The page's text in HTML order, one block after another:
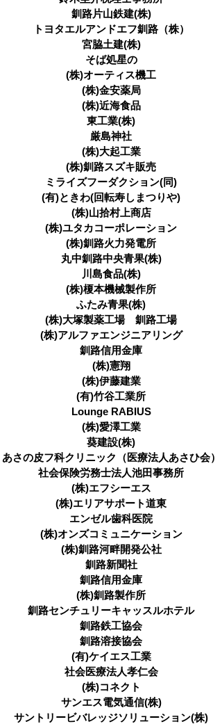
釧路片山鉄建(株)
トヨタエルアンドエフ釧路（株）
宮脇土建(株)
そば処星の
(株)オーティス機工
(株)金安薬局
(株)近海食品
東工業(株)
厳島神社
(株)大起工業
(株)釧路スズキ販売
ミライズフーダクション(同)
(有)ときわ(回転寿しまつりや)
(株)山拾村上商店
(株)ユタカコーポレーション
(株)釧路火力発電所
丸中釧路中央青果(株)
川島食品(株)
(株)榎本機械製作所
ふたみ青果(株)
(株)大塚製薬工場 釧路工場
(株)アルファエンジニアリング
釧路信用金庫
(株)憲翔
(株)伊藤建業
(有)竹谷工業所
Lounge RABIUS
(株)愛澤工業
葵建設(株)
あさの皮フ科クリニック（医療法人あさひ会）
社会保険労務士法人池田事務所
(株)エフシーエス
(株)エリアサポート道東
エンゼル歯科医院
(株)オンズコミュニケーション
(株)釧路河畔開発公社
釧路新聞社
釧路信用金庫
(株)釧路製作所
釧路センチュリーキャッスルホテル
釧路鉄工協会
釧路溶接協会
(有)ケイエス工業
社会医療法人孝仁会
(株)コネクト
サンエス電気通信(株)
サントリービバレッジソリューション(株)